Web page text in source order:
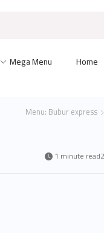
Home
Mega Menu
Menu: Bubur express
1 minute read